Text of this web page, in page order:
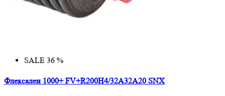
SALE 36 %
Флексален 1000+ FV+R200H4/32A32A20 SNX